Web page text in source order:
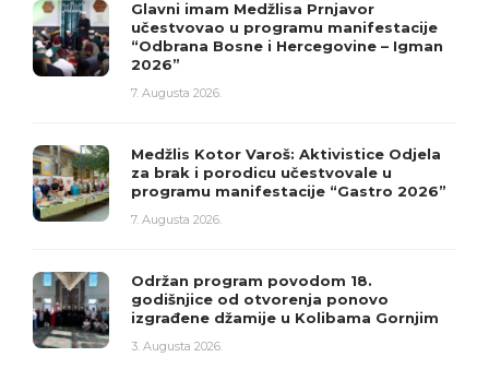
Glavni imam Medžlisa Prnjavor
učestvovao u programu manifestacije
“Odbrana Bosne i Hercegovine – Igman
2026”
7. Augusta 2026.
Medžlis Kotor Varoš: Aktivistice Odjela
za brak i porodicu učestvovale u
programu manifestacije “Gastro 2026”
7. Augusta 2026.
Održan program povodom 18.
godišnjice od otvorenja ponovo
izgrađene džamije u Kolibama Gornjim
3. Augusta 2026.